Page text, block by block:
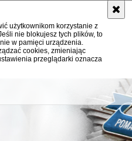
użytkownikom korzystanie z
nie blokujesz tych plików, to
w pamięci urządzenia.
cookies, zmieniając
przeglądarki oznacza